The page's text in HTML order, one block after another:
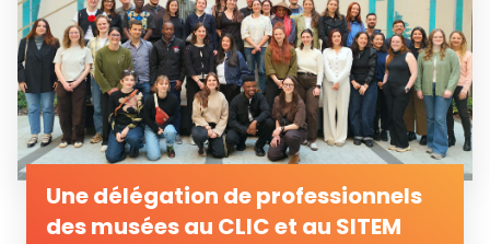
Une délégation de professionnels
des musées au CLIC et au SITEM